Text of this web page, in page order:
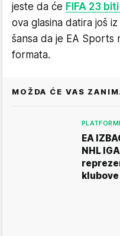
jeste da će FIFA 23
ova glasina datira još
šansa da je EA
formata.
MOŽDA ĆE VAS
EA
NHL
klubove